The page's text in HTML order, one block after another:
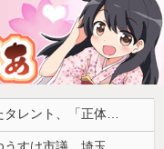
高市首相の熊本視察動画にケチを付けたタレント、「正体バレバレよな」と黒電話の呼び方であっさりと……